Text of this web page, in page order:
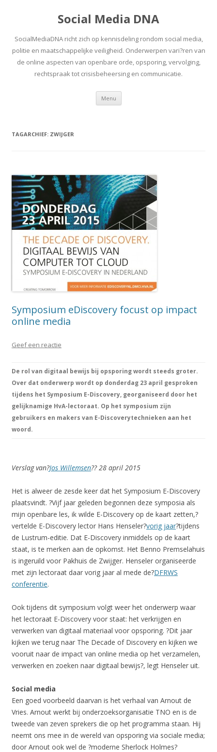
Social Media DNA
SocialMediaDNA richt zich op kennisdeling rondom social media,
politie en maatschappelijke veiligheid. Onderwerpen vari?ren van
de online aspecten van openbare orde, opsporing, vervolging,
rechtspraak tot crisisbeheersing en communicatie.
Menu Spring
inhoud
TAGARCHIEF: ZWIJGER
Symposium eDiscovery focust op impact
online media
Geef een reactie
De rol van digitaal bewijs bij opsporing wordt steeds groter.
Over dat onderwerp wordt op donderdag 23 april gesproken
tijdens het Symposium E-Discovery, georganiseerd door het
gelijknamige HvA-lectoraat. Op het symposium zijn
gebruikers en makers van E-Discoverytechnieken aan het
woord.
Verslag van?Jos Willemsen?? 28 april 2015
Het is alweer de zesde keer dat het Symposium E-Discovery
plaatsvindt. ?Vijf jaar geleden begonnen deze symposia als
mijn openbare les, ik wilde E-Discovery op de kaart zetten,?
vertelde E-Discovery lector Hans Henseler?vorig jaar?tijdens
de Lustrum-editie. Dat E-Discovery inmiddels op de kaart
staat, is te merken aan de opkomst. Het Benno Premselahuis
is ingeruild voor Pakhuis de Zwijger. Henseler organiseerde
met zijn lectoraat daar vorig jaar al mede de?DFRWS
conferentie.
Ook tijdens dit symposium volgt weer het onderwerp waar
het lectoraat E-Discovery voor staat: het verkrijgen en
verwerken van digitaal materiaal voor opsporing. ?Dit jaar
kijken we terug naar The Decade of Discovery en kijken we
vooruit naar de impact van online media op het verzamelen,
verwerken en zoeken naar digitaal bewijs?, legt Henseler uit.
Social media
Een goed voorbeeld daarvan is het verhaal van Arnout de
Vries. Arnout werkt bij onderzoeksorganisatie TNO en is de
tweede van zeven sprekers die op het programma staan. Hij
neemt ons mee in de wereld van opsporing via sociale media;
door Arnout ook wel de ?moderne Sherlock Holmes?